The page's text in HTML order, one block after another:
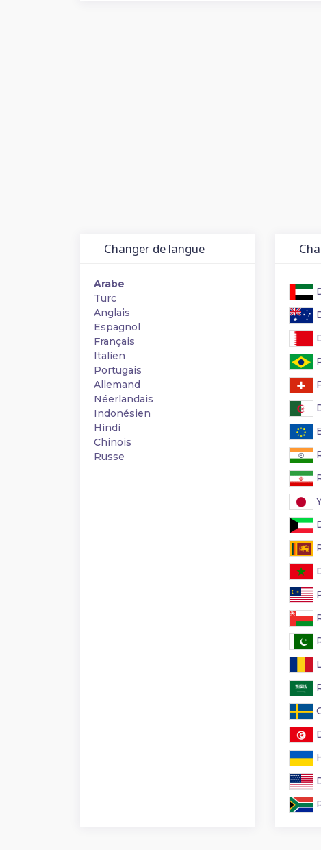
Changer de langue
Arabe
Turc
Anglais
Espagnol
Français
Italien
Portugais
Allemand
Néerlandais
Indonésien
Hindi
Chinois
Russe